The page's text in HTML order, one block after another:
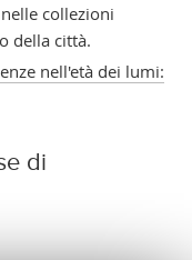
collezioni
della città.
nell'età dei lumi:
di